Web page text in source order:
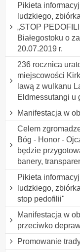
Pikieta
ludzkiego,
„STOP
Białegostoku o
20.07.2019 r.
236 rocznica
miejscowości
lawą z wulkanu
Eldmessutangi u
Manifestacja w
Celem
Bóg - Honor -
będzie
banery,
Pikieta
ludzkiego,
stop pedofilii"
Manifestacja w
przeciwko
Promowanie